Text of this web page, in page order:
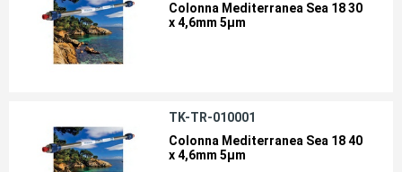
Colonna Mediterranea Sea 18 30
x 4,6mm 5µm
TK-TR-010001
Colonna Mediterranea Sea 18 40
x 4,6mm 5µm